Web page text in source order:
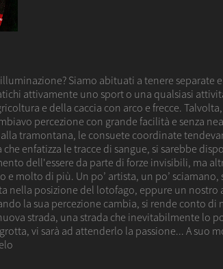
Siamo abituati a tenere
attivamente uno sport o una qualsiasi
e della caccia con arco e frecce.
percezione con grande facilità e senza
tramontana, le consuete coordinate
enfatizza le tracce di sangue, si sarebbe
dell'essere da parte di forze invisibili, ma
e molto di più. Un po’ artista, un po’
nella posizione del lotofago, eppure un
la sua percezione cambia, si rende conto
strada, una strada che inevitabilmente lo
vi sarà ad attenderlo la passione... A suo